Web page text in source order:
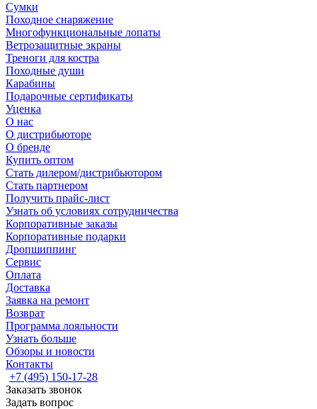
Сумки
Походное снаряжение
Многофункциональные лопаты
Ветрозащитные экраны
Треноги для костра
Походные души
Карабины
Подарочные сертификаты
Уценка
О нас
О дистрибьюторе
О бренде
Купить оптом
Стать дилером/дистрибьютором
Стать партнером
Получить прайс-лист
Узнать об условиях сотрудничества
Корпоративные заказы
Корпоративные подарки
Дропшиппинг
Сервис
Оплата
Доставка
Заявка на ремонт
Возврат
Программа лояльности
Узнать больше
Обзоры и новости
Контакты
+7 (495) 150-17-28
Заказать звонок
Задать вопрос